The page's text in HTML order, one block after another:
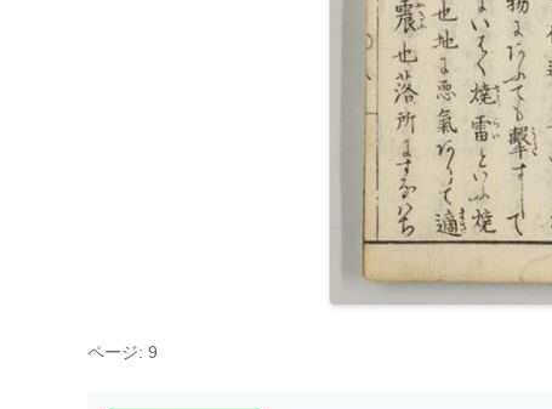
ページ: 9